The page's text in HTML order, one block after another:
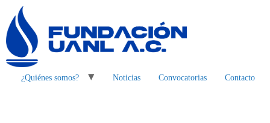
¿Quiénes somos? Noticias Convocatorias Contacto